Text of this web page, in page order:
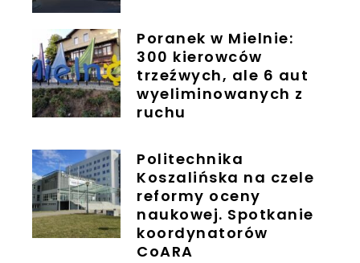
Poranek w Mielnie:
300 kierowców
trzeźwych, ale 6 aut
wyeliminowanych z
ruchu
Politechnika
Koszalińska na czele
reformy oceny
naukowej. Spotkanie
koordynatorów
CoARA